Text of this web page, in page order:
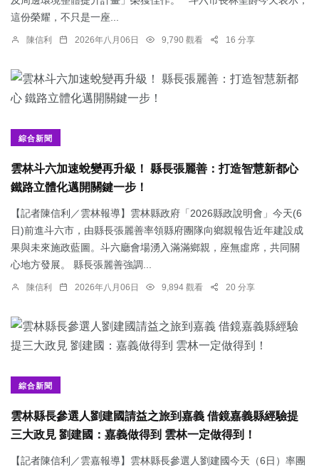
這份榮耀，不只是一座...
陳信利 2026年八月06日 9,790 觀看 16 分享
綜合新聞
雲林斗六加速蛻變再升級！ 縣長張麗善：打造智慧新都心
鐵路立體化邁開關鍵一步！
【記者陳信利／雲林報導】雲林縣政府「2026縣政說明會」今天(6
日)前進斗六市，由縣長張麗善率領縣府團隊向鄉親報告近年建設成
果與未來施政藍圖。斗六廳會場湧入滿滿鄉親，座無虛席，共同關
心地方發展。 縣長張麗善強調...
陳信利 2026年八月06日 9,894 觀看 20 分享
綜合新聞
雲林縣長參選人劉建國請益之旅到嘉義 借鏡嘉義縣經驗提
三大政見 劉建國：嘉義做得到 雲林一定做得到！
【記者陳信利／雲嘉報導】雲林縣長參選人劉建國今天（6日）率團